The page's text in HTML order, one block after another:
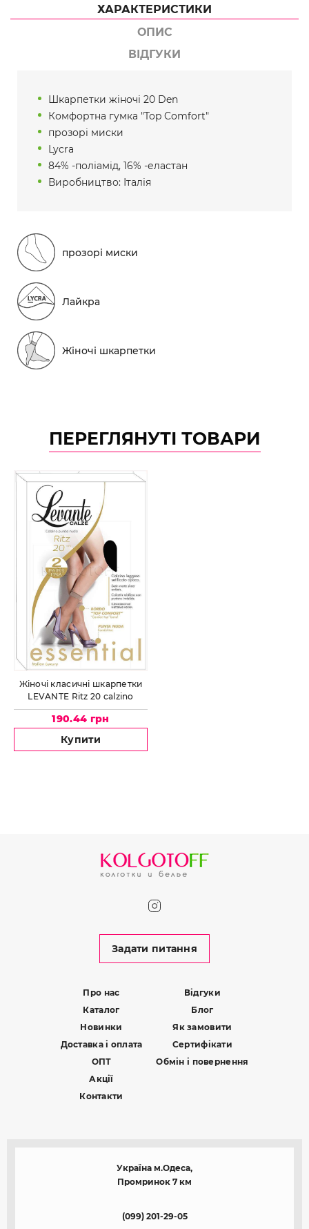
ХАРАКТЕРИСТИКИ
ОПИС
ВІДГУКИ
Шкарпетки жіночі 20 Den
Комфортна гумка "Top Comfort"
прозорі миски
Lycra
84% -поліамід, 16% -еластан
Виробництво: Італія
прозорі миски
Лайкра
Жіночі шкарпетки
ПЕРЕГЛЯНУТІ ТОВАРИ
Жіночі класичні шкарпетки
LEVANTE Ritz 20 calzino
190.44 грн
Купити
Задати питання
Про нас
Каталог
Новинки
Доставка і оплата
ОПТ
Акції
Контакти
Відгуки
Блог
Як замовити
Сертифікати
Обмін і повернення
Україна м.Одеса,
Промринок 7 км
(099) 201-29-05